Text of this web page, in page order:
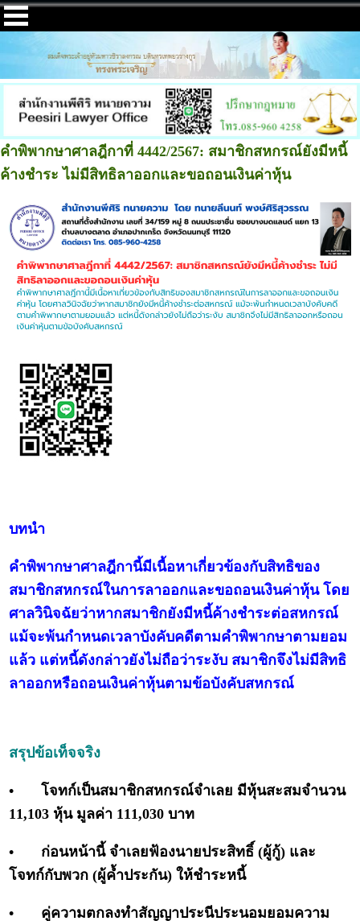
คำพิพากษาศาลฎีกาที่ 4442/2567: สมาชิกสหกรณ์ยังมีหนี้
ค้างชำระ ไม่มีสิทธิลาออกและขอถอนเงินค่าหุ้น
บทนำ
คำพิพากษาศาลฎีกานี้มีเนื้อหาเกี่ยวข้องกับสิทธิของ
สมาชิกสหกรณ์ในการลาออกและขอถอนเงินค่าหุ้น โดย
ศาลวินิจฉัยว่าหากสมาชิกยังมีหนี้ค้างชำระต่อสหกรณ์
แม้จะพ้นกำหนดเวลาบังคับคดีตามคำพิพากษาตามยอม
แล้ว แต่หนี้ดังกล่าวยังไม่ถือว่าระงับ สมาชิกจึงไม่มีสิทธิ
ลาออกหรือถอนเงินค่าหุ้นตามข้อบังคับสหกรณ์
สรุปข้อเท็จจริง
•
โจทก์เป็นสมาชิกสหกรณ์จำเลย มีหุ้นสะสมจำนวน
11,103 หุ้น มูลค่า 111,030 บาท
•
ก่อนหน้านี้ จำเลยฟ้องนายประสิทธิ์ (ผู้กู้) และ
โจทก์กับพวก (ผู้ค้ำประกัน) ให้ชำระหนี้
•
คู่ความตกลงทำสัญญาประนีประนอมยอมความ